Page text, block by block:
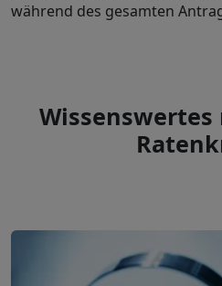
während des gesamten